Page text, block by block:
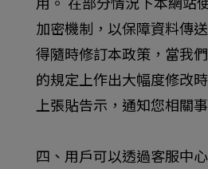
加密機制，以保障資料傳
得隨時修訂本政策，當我
的規定上作出大幅度修改
上張貼告示，通知您相關
四、用戶可以透過客服中